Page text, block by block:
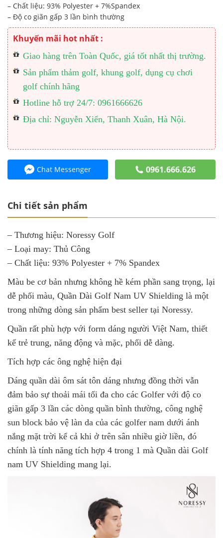
– Chất liệu: 93% Polyester + 7%Spandex
– Độ co giãn gấp 3 lần bình thường
Khuyến mãi hot nhất :
Giao hàng trên Toàn Quốc, giá tốt nhất thị trường.
Sản phẩm thảm golf, khung golf, dụng cụ chơi
golf chính hãng
Hotline hỗ trợ 24/7: 0961666626
Địa chỉ: Nguyễn Xiển, Thanh Xuân, Hà Nội.
Chat Messenger 0961.666.626
Chi tiết sản phẩm
– Thương hiệu: Noressy Golf
– Loại may: Thủ Công
– Chất liệu: 93% Polyester + 7% Spandex
Màu be cơ bản nhưng không hề kém phần sang trọng, lại
dễ phối màu, Quần Dài Golf Nam UV Shielding là một
trong những dòng sản phẩm best seller tại Noressy.
Quần rất phù hợp với form dáng người Việt Nam, thiết
kế trẻ trung, năng động và mặc, phối dễ dàng.
Tích hợp các ông nghệ hiện đại
Dáng quần dài ôm sát tôn dáng nhưng đồng thời vẫn
đảm bảo sự thoải mái tối đa cho các Golfer với độ co
giãn gấp 3 lần các dòng quần bình thường, công nghệ
sun block bảo vệ làn da của các golfer nam dưới ánh
nắng mặt trời kể cả khi ở trên sân nhiều giờ liền, đó
chính là tính năng tích hợp 4 trong 1 mà Quần dài Golf
nam UV Shielding mang lại.